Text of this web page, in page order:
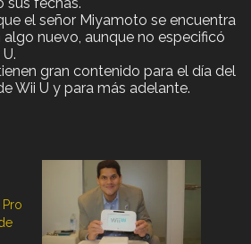
el señor Miyamoto se encuentra
nuevo, aunque no especificó
gran contenido para el día del
Wii U y para más adelante.